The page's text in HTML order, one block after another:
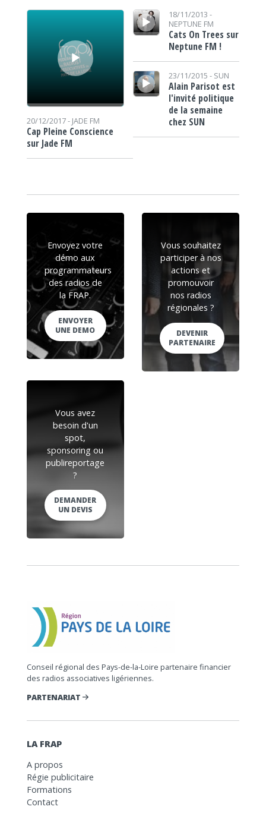
Lecteur audio
20/12/2017 - JADE FM
Cap Pleine Conscience
sur Jade FM
Lecteur audio18/11/2013 -
NEPTUNE FM
Cats On Trees sur
Neptune FM !
Lecteur audio
23/11/2015 - SUN
Alain Parisot est
l'invité politique
de la semaine
chez SUN
Envoyez votre
démo aux
programmateurs
des radios de
la FRAP.
ENVOYER
UNE DEMO
Vous souhaitez
participer à nos
actions et
promouvoir
nos radios
régionales ?
DEVENIR
PARTENAIRE
Vous avez
besoin d'un
spot,
sponsoring ou
publireportage
?
DEMANDER
UN DEVIS
Conseil régional des Pays-de-la-Loire partenaire financier
des radios associatives ligériennes.
PARTENARIAT
LA FRAP
A propos
Régie publicitaire
Formations
Contact